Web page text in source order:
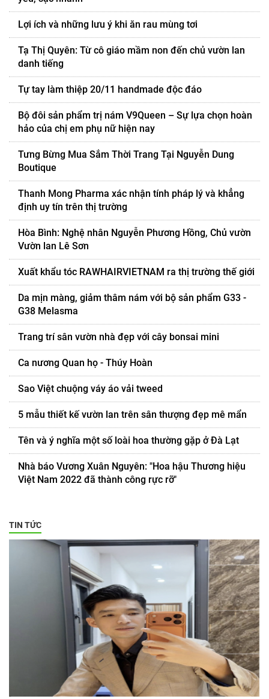
Lợi ích và những lưu ý khi ăn rau mùng tơi
Tạ Thị Quyên: Từ cô giáo mầm non đến chủ vườn lan
danh tiếng
Tự tay làm thiệp 20/11 handmade độc đáo
Bộ đôi sản phẩm trị nám V9Queen – Sự lựa chọn hoàn
hảo của chị em phụ nữ hiện nay
Tưng Bừng Mua Sắm Thời Trang Tại Nguyễn Dung
Boutique
Thanh Mong Pharma xác nhận tính pháp lý và khẳng
định uy tín trên thị trường
Hòa Bình: Nghệ nhân Nguyễn Phương Hồng, Chủ vườn
Vườn lan Lê Sơn
Xuất khẩu tóc RAWHAIRVIETNAM ra thị trường thế giới
Da mịn màng, giảm thâm nám với bộ sản phẩm G33 -
G38 Melasma
Trang trí sân vườn nhà đẹp với cây bonsai mini
Ca nương Quan họ - Thúy Hoàn
Sao Việt chuộng váy áo vải tweed
5 mẫu thiết kế vườn lan trên sân thượng đẹp mê mẩn
Tên và ý nghĩa một số loài hoa thường gặp ở Đà Lạt
Nhà báo Vương Xuân Nguyên: "Hoa hậu Thương hiệu
Việt Nam 2022 đã thành công rực rỡ"
TIN TỨC